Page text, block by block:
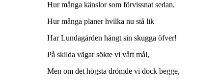
Hur många känslor som förvissnat sedan,
Hur många planer hvilka nu stå lik
Har Lundagården hängt sin skugga öfver!
På skilda vägar sökte vi vårt mål,
Men om det högsta drömde vi dock begge,